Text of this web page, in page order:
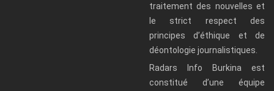
traitement des nouvelles et
le strict respect des
principes d’éthique et de
déontologie journalistiques.
Radars Info Burkina est
constitué d’une équipe